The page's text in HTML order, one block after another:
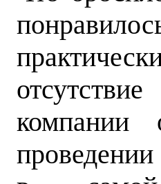
компании